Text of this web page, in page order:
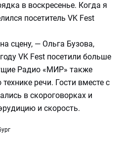
в воскресенье. Когда я
посетитель VK Fest
сцену, — Ольга Бузова,
VK Fest посетили больше
Радио «МИР» также
речи. Гости вместе с
в скороговорках и
и скорость.